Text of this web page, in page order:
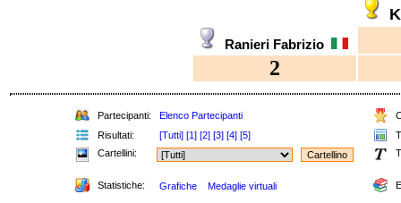
Ranieri Fabrizio
2
Partecipanti: Elenco Partecipanti
Risultati:
[Tutti] [1] [2] [3] [4] [5]
Cartellini:
Statistiche: Grafiche Medaglie virtuali